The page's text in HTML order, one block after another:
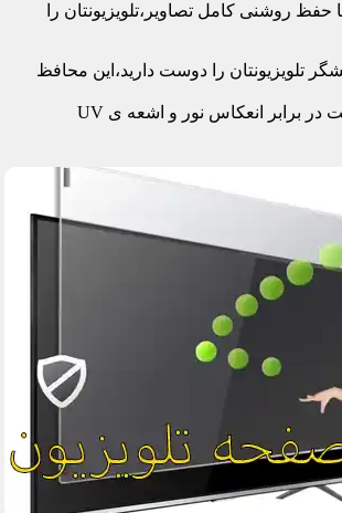
روشنی کامل تصاویر،تلویزیونتان را
را دوست دارید،این محافظ
جدا از محافظت از نمایشگر توسط این محصول،همچنین به عنوان فیلتر در برابر 96٪ تا 99٪ اشعه ماوراء بنفش از چشم و پوست محافظت به عمل می آورد.مقاومت در برابر انعکاس نور و اشعه ی UV